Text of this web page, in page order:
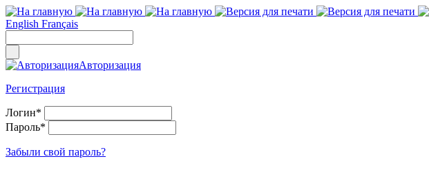
English Français
Авторизация
Регистрация
Логин*
Пароль*
Забыли свой пароль?